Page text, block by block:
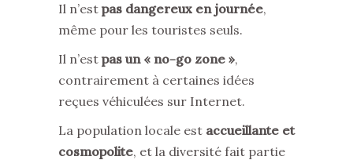
Il n’est pas dangereux en journée,
même pour les touristes seuls.
Il n’est pas un « no-go zone »,
contrairement à certaines idées
reçues véhiculées sur Internet.
La population locale est accueillante et
cosmopolite, et la diversité fait partie